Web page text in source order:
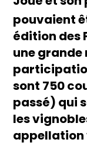
pouvaient
édition des
une grande
sont 750
passé) qui
les
appellation